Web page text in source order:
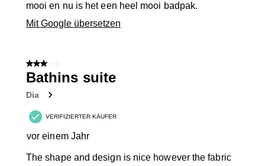
mooi en nu is het een heel mooi badpak.
Mit Google übersetzen
3 von 5 Sternen.
Bathins suite
Dia
VERIFIZIERTER KÄUFER
vor einem Jahr
The shape and design is nice however the fabric